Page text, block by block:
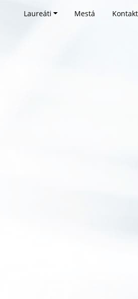
Laureáti Mestá Kontakt